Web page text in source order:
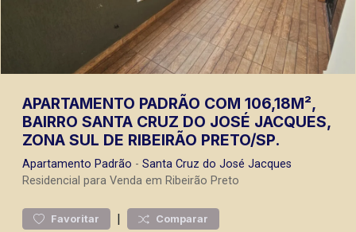
APARTAMENTO PADRÃO COM 106,18M²,
BAIRRO SANTA CRUZ DO JOSÉ JACQUES,
ZONA SUL DE RIBEIRÃO PRETO/SP.
Apartamento Padrão - Santa Cruz do José Jacques
Residencial para Venda em Ribeirão Preto
Favoritar | Comparar